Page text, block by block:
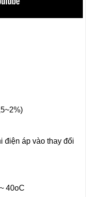
điện áp vào thay đổi
40oC